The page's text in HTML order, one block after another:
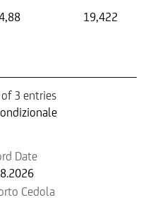
19,422
3 entries
Date
Cedola